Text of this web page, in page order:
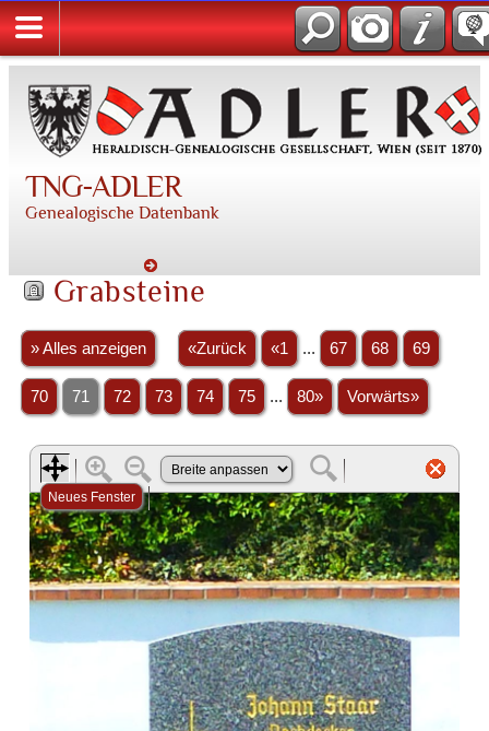
TNG-ADLER
Genealogische Datenbank
Grabsteine
» Alles anzeigen «Zurück «1 ... 67 68 69
70 71 72 73 74 75 ... 80» Vorwärts»